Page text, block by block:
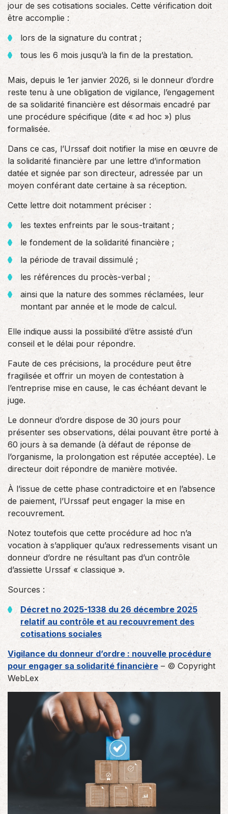
jour de ses cotisations sociales. Cette vérification doit
être accomplie :
lors de la signature du contrat ;
tous les 6 mois jusqu’à la fin de la prestation.
Mais, depuis le 1er janvier 2026, si le donneur d’ordre
reste tenu à une obligation de vigilance, l’engagement
de sa solidarité financière est désormais encadré par
une procédure spécifique (dite « ad hoc ») plus
formalisée.
Dans ce cas, l’Urssaf doit notifier la mise en œuvre de
la solidarité financière par une lettre d’information
datée et signée par son directeur, adressée par un
moyen conférant date certaine à sa réception.
Cette lettre doit notamment préciser :
les textes enfreints par le sous-traitant ;
le fondement de la solidarité financière ;
la période de travail dissimulé ;
les références du procès-verbal ;
ainsi que la nature des sommes réclamées, leur
montant par année et le mode de calcul.
Elle indique aussi la possibilité d’être assisté d’un
conseil et le délai pour répondre.
Faute de ces précisions, la procédure peut être
fragilisée et offrir un moyen de contestation à
l’entreprise mise en cause, le cas échéant devant le
juge.
Le donneur d’ordre dispose de 30 jours pour
présenter ses observations, délai pouvant être porté à
60 jours à sa demande (à défaut de réponse de
l’organisme, la prolongation est réputée acceptée). Le
directeur doit répondre de manière motivée.
À l’issue de cette phase contradictoire et en l’absence
de paiement, l’Urssaf peut engager la mise en
recouvrement.
Notez toutefois que cette procédure ad hoc n’a
vocation à s’appliquer qu’aux redressements visant un
donneur d’ordre ne résultant pas d’un contrôle
d’assiette Urssaf « classique ».
Sources :
Décret no 2025-1338 du 26 décembre 2025
relatif au contrôle et au recouvrement des
cotisations sociales
Vigilance du donneur d’ordre : nouvelle procédure
pour engager sa solidarité financière – © Copyright
WebLex